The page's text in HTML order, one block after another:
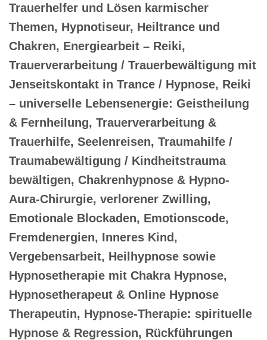
Trauerhelfer und Lösen karmischer
Themen, Hypnotiseur, Heiltrance und
Chakren, Energiearbeit – Reiki,
Trauerverarbeitung / Trauerbewältigung mit
Jenseitskontakt in Trance / Hypnose, Reiki
– universelle Lebensenergie: Geistheilung
& Fernheilung, Trauerverarbeitung &
Trauerhilfe, Seelenreisen, Traumahilfe /
Traumabewältigung / Kindheitstrauma
bewältigen, Chakrenhypnose & Hypno-
Aura-Chirurgie, verlorener Zwilling,
Emotionale Blockaden, Emotionscode,
Fremdenergien, Inneres Kind,
Vergebensarbeit, Heilhypnose sowie
Hypnosetherapie mit Chakra Hypnose,
Hypnosetherapeut & Online Hypnose
Therapeutin, Hypnose-Therapie: spirituelle
Hypnose & Regression, Rückführungen